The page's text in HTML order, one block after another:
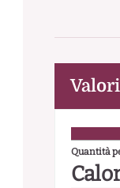
Quantità